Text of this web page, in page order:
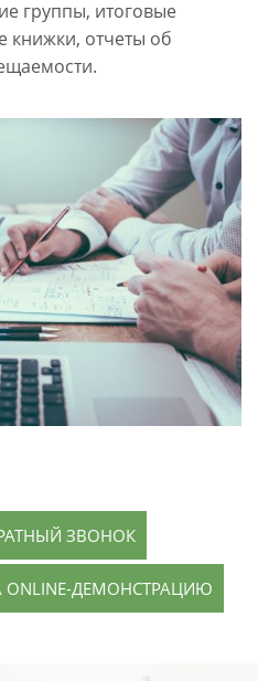
группы, итоговые
книжки, отчеты об
ЗВОНОК
ДЕМОНСТРАЦИЮ